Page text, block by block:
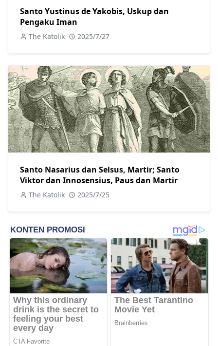
Santo Yustinus de Yakobis, Uskup dan
Pengaku Iman
The Katolik 2025/7/27
Santo Nasarius dan Selsus, Martir; Santo
Viktor dan Innosensius, Paus dan Martir
The Katolik 2025/7/25